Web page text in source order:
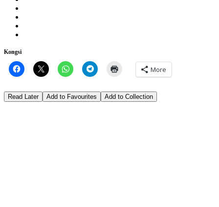
Kongsi
More
Read Later Add to Favourites Add to Collection